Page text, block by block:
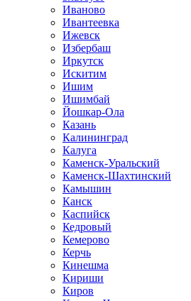
Иваново
Ивантеевка
Ижевск
Избербаш
Иркутск
Искитим
Ишим
Ишимбай
Йошкар-Ола
Казань
Калининград
Калуга
Каменск-Уральский
Каменск-Шахтинский
Камышин
Канск
Каспийск
Кедровый
Кемерово
Керчь
Кинешма
Кириши
Киров